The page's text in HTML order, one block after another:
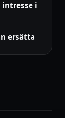
intresse i
ersätta